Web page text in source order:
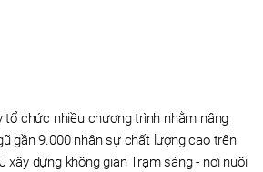
tổ chức nhiều chương trình nhằm nâng
gần 9.000 nhân sự chất lượng cao trên
xây dựng không gian Trạm sáng - nơi nuôi